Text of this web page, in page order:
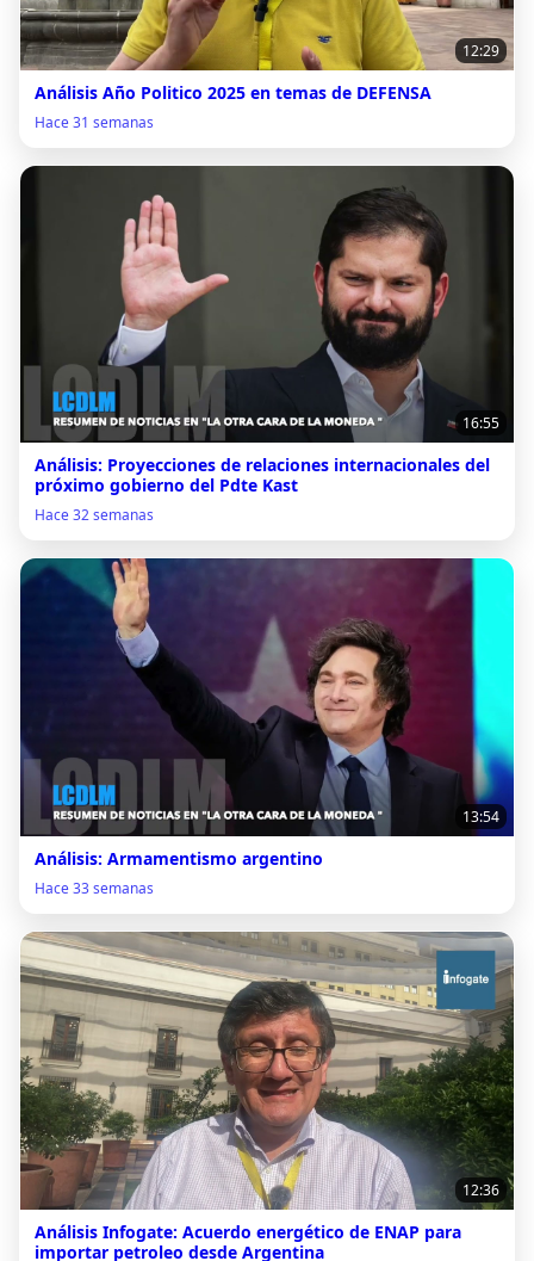
12:29
Análisis Año Politico 2025 en temas de DEFENSA
Hace 31 semanas
16:55
Análisis: Proyecciones de relaciones internacionales del
próximo gobierno del Pdte Kast
Hace 32 semanas
13:54
Análisis: Armamentismo argentino
Hace 33 semanas
12:36
Análisis Infogate: Acuerdo energético de ENAP para
importar petroleo desde Argentina